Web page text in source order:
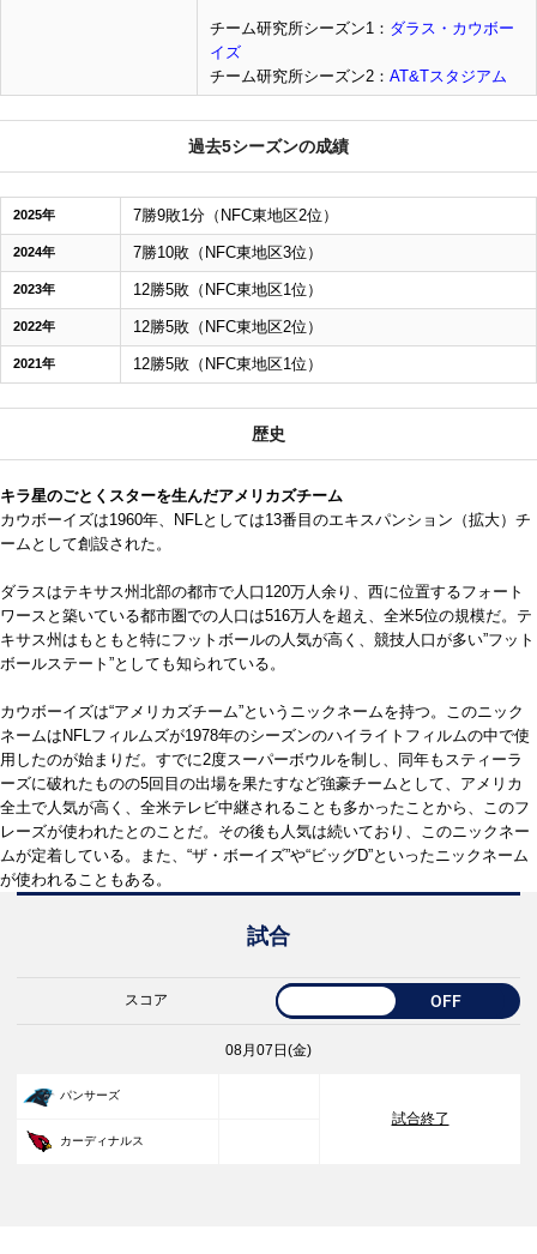
チーム研究所シーズン1： ダラス・カウボー
イズ
チーム研究所シーズン2： AT&Tスタジアム
過去5シーズンの成績
2025年 7勝9敗1分（NFC東地区2位）
2024年 7勝10敗（NFC東地区3位）
2023年 12勝5敗（NFC東地区1位）
2022年 12勝5敗（NFC東地区2位）
2021年 12勝5敗（NFC東地区1位）
歴史
キラ星のごとくスターを生んだアメリカズチーム
カウボーイズは1960年、NFLとしては13番目のエキスパンション（拡大）チ
ームとして創設された。
ダラスはテキサス州北部の都市で人口120万人余り、西に位置するフォート
ワースと築いている都市圏での人口は516万人を超え、全米5位の規模だ。テ
キサス州はもともと特にフットボールの人気が高く、競技人口が多い”フット
ボールステート”としても知られている。
カウボーイズは“アメリカズチーム”というニックネームを持つ。このニック
ネームはNFLフィルムズが1978年のシーズンのハイライトフィルムの中で使
用したのが始まりだ。すでに2度スーパーボウルを制し、同年もスティーラ
ーズに破れたものの5回目の出場を果たすなど強豪チームとして、アメリカ
全土で人気が高く、全米テレビ中継されることも多かったことから、このフ
レーズが使われたとのことだ。その後も人気は続いており、このニックネー
ムが定着している。また、“ザ・ボーイズ”や“ビッグD”といったニックネーム
が使われることもある。
試合
スコア OFF
08月07日(金)
パンサーズ
試合終了
カーディナルス